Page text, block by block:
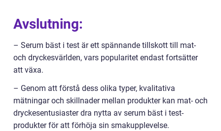
Avslutning:
– Serum bäst i test är ett spännande tillskott till mat-
och dryckesvärlden, vars popularitet endast fortsätter
att växa.
– Genom att förstå dess olika typer, kvalitativa
mätningar och skillnader mellan produkter kan mat- och
dryckesentusiaster dra nytta av serum bäst i test-
produkter för att förhöja sin smakupplevelse.